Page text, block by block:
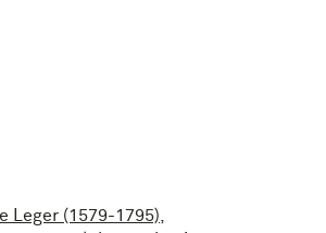
Leger (1579-1795)